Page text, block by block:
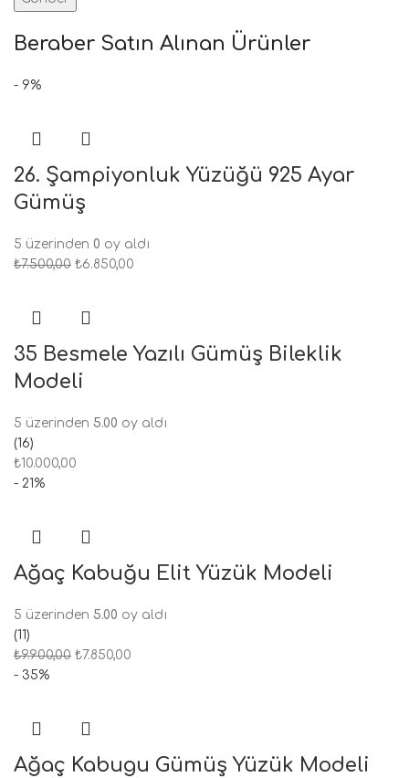
Beraber Satın Alınan Ürünler
- 9%
26. Şampiyonluk Yüzüğü 925 Ayar
Gümüş
5 üzerinden 0 oy aldı
₺7.500,00 ₺6.850,00
35 Besmele Yazılı Gümüş Bileklik
Modeli
5 üzerinden 5.00 oy aldı
(16)
₺10.000,00
- 21%
Ağaç Kabuğu Elit Yüzük Modeli
5 üzerinden 5.00 oy aldı
(11)
₺9.900,00 ₺7.850,00
- 35%
Ağaç Kabugu Gümüş Yüzük Modeli